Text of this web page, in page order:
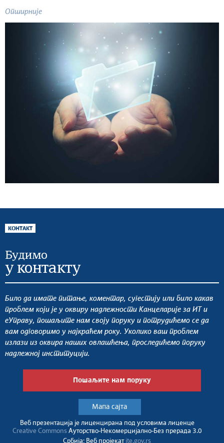
Опширније
КОНТАКТ
Будимо
у контакту
Било да имате питање, коментар, сугестију или било какав
проблем који је у оквиру надлежности Канцеларије за ИТ и
еУправу, пошаљите нам своју поруку и потрудићемо се да
вам одговоримо у најкраћем року. Уколико ваш проблем
излази из оквира наших овлашћења, проследићемо поруку
надлежној институцији.
Пошаљите нам поруку
Мапа сајта
Веб презентација jе лиценциранa под условима лиценце
Creative CommonsАуторство-Некомерцијално-Без прерада 3.0
Србија; Веб пројекат ite.gov.rs